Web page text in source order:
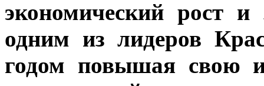
экономический рост и
одним из лидеров
годом повышая свою